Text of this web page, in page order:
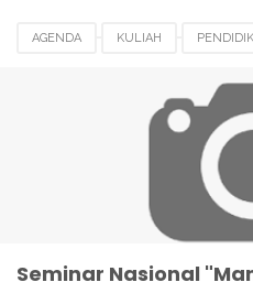
AGENDA KULIAH
Seminar Nasional